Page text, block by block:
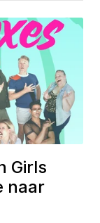
Girls
naar